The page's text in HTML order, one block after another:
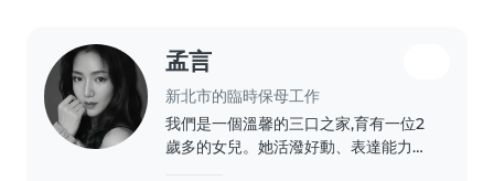
孟言
新北市的臨時保母工作
我們是一個溫馨的三口之家,育有一位2
歲多的女兒。她活潑好動、表達能力很